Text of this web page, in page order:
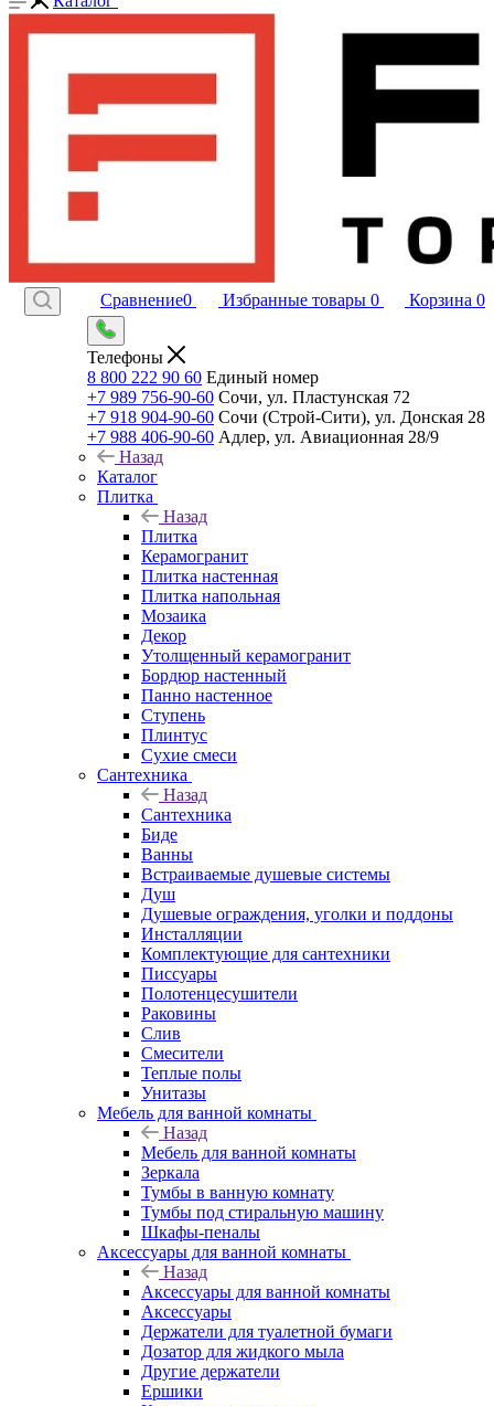
Сравнение0 Избранные товары 0 Корзина 0
Телефоны
8 800 222 90 60 Единый номер
+7 989 756-90-60 Сочи, ул. Пластунская 72
+7 918 904-90-60 Сочи (Строй-Сити), ул. Донская 28
+7 988 406-90-60 Адлер, ул. Авиационная 28/9
Назад
Каталог
Плитка
Назад
Плитка
Керамогранит
Плитка настенная
Плитка напольная
Мозаика
Декор
Утолщенный керамогранит
Бордюр настенный
Панно настенное
Ступень
Плинтус
Сухие смеси
Сантехника
Назад
Сантехника
Биде
Ванны
Встраиваемые душевые системы
Душ
Душевые ограждения, уголки и поддоны
Инсталляции
Комплектующие для сантехники
Писсуары
Полотенцесушители
Раковины
Слив
Смесители
Теплые полы
Унитазы
Мебель для ванной комнаты
Назад
Мебель для ванной комнаты
Зеркала
Тумбы в ванную комнату
Тумбы под стиральную машину
Шкафы-пеналы
Аксессуары для ванной комнаты
Назад
Аксессуары для ванной комнаты
Аксессуары
Держатели для туалетной бумаги
Дозатор для жидкого мыла
Другие держатели
Ершики